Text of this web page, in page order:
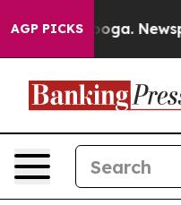
AGP PICKS